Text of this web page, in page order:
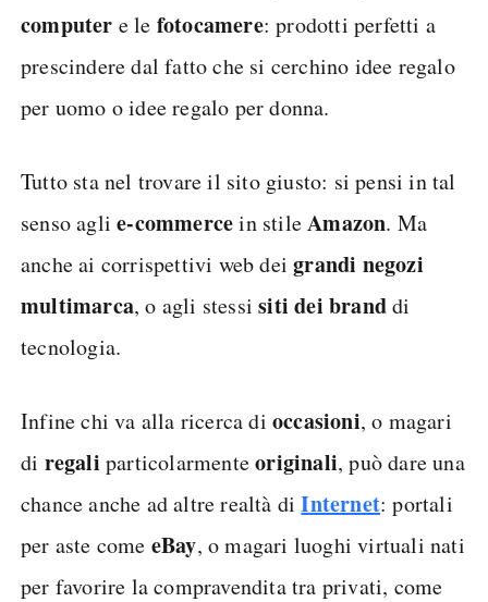
computer e le fotocamere: prodotti perfetti a
prescindere dal fatto che si cerchino idee regalo
per uomo o idee regalo per donna.
Tutto sta nel trovare il sito giusto: si pensi in tal
senso aglie-commercein stileAmazon. Ma
anche ai corrispettivi web deigrandi negozi
multimarca, o agli stessisiti dei branddi
tecnologia.
Infine chi va alla ricerca di occasioni, o magari
di regali particolarmenteoriginali, può dare una
chance anche ad altre realtà diInternet: portali
per aste come eBay, o magari luoghi virtuali nati
per favorire la compravendita tra privati, come